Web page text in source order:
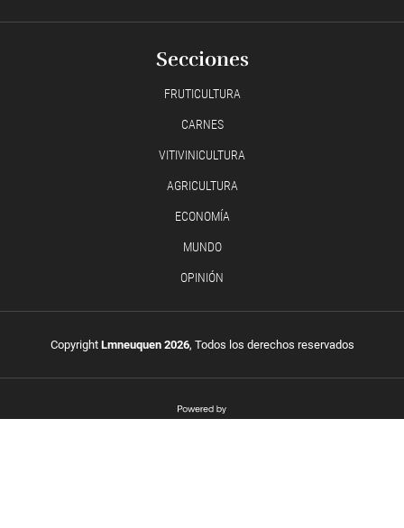
Secciones
FRUTICULTURA
CARNES
VITIVINICULTURA
AGRICULTURA
ECONOMÍA
MUNDO
OPINIÓN
Copyright Lmneuquen 2026, Todos los derechos reservados